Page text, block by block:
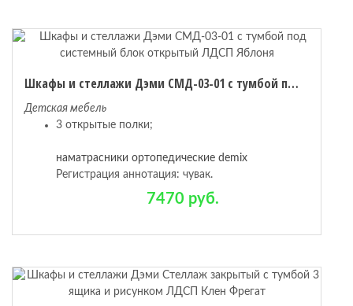
Шкафы и стеллажи Дэми СМД-03-01 с тумбой под системный блок открытый ЛДСП Яблоня
Детская мебель
3 открытые полки;
наматрасники ортопедические demix
Регистрация аннотация: чувак.
7470 руб.